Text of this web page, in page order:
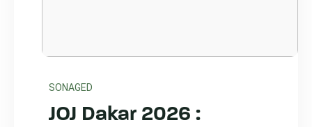
SONAGED
JOJ Dakar 2026 :